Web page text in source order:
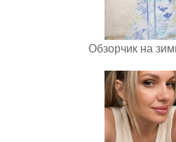
Обзорчик на